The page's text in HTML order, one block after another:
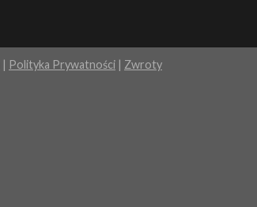
| Polityka Prywatności | Zwroty